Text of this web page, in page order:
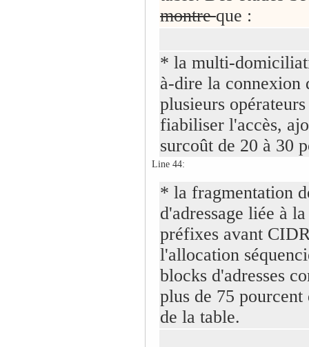
montreque :
* la multi-
à-dire la connexion
plusieurs
fiabiliser l'accès,
surcoût de 20 à 30
Line 44:
* la fragmentation
d'adressage liée à
préfixes avant
l'allocation
blocks d'adresses
plus de 75
de la table.